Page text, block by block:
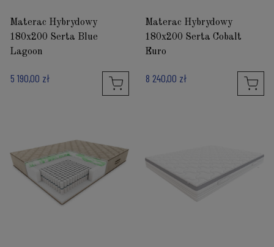
Materac Hybrydowy
180x200 Serta Blue
Lagoon
5 190,00 zł
Materac Hybrydowy
180x200 Serta Cobalt
Euro
8 240,00 zł